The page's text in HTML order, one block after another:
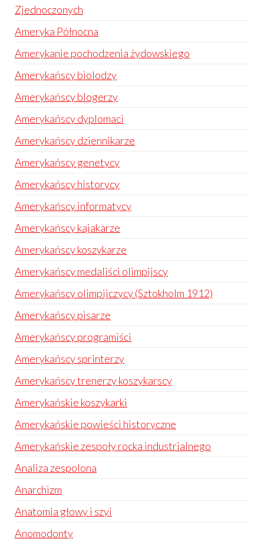
Zjednoczonych
Ameryka Północna
Amerykanie pochodzenia żydowskiego
Amerykańscy biolodzy
Amerykańscy blogerzy
Amerykańscy dyplomaci
Amerykańscy dziennikarze
Amerykańscy genetycy
Amerykańscy historycy
Amerykańscy informatycy
Amerykańscy kajakarze
Amerykańscy koszykarze
Amerykańscy medaliści olimpijscy
Amerykańscy olimpijczycy (Sztokholm 1912)
Amerykańscy pisarze
Amerykańscy programiści
Amerykańscy sprinterzy
Amerykańscy trenerzy koszykarscy
Amerykańskie koszykarki
Amerykańskie powieści historyczne
Amerykańskie zespoły rocka industrialnego
Analiza zespolona
Anarchizm
Anatomia głowy i szyi
Anomodonty